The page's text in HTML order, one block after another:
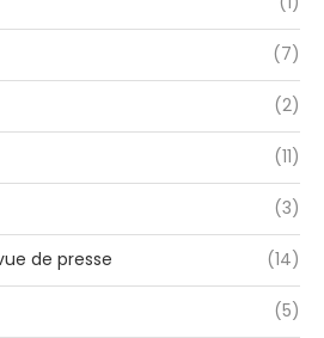
(7)
(2)
(11)
(3)
de presse (14)
(5)